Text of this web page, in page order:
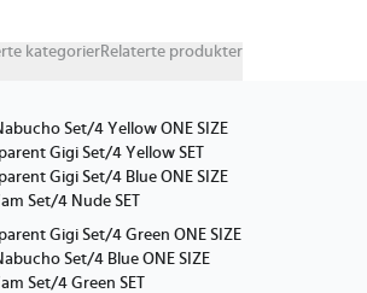
kategorierRelaterte produkter
Set/4 Yellow ONE SIZE
Gigi Set/4 Yellow SET
Gigi Set/4 Blue ONE SIZE
Set/4 Nude SET
Gigi Set/4 Green ONE SIZE
Set/4 Blue ONE SIZE
Set/4 Green SET